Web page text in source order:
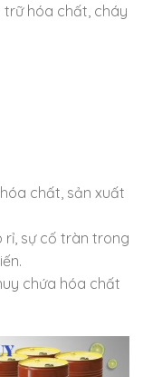
trữ hóa chất, cháy
chất, sản xuất
rỉ, sự cố tràn trong
chứa hóa chất